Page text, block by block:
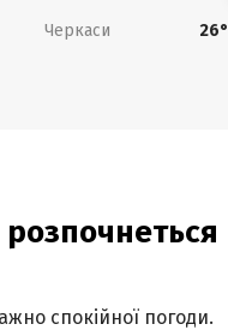
Черкаси 26°
розпочнеться
спокійної погоди.